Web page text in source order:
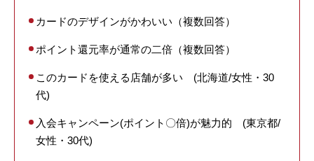
カードのデザインがかわいい（複数回答）
ポイント還元率が通常の二倍（複数回答）
このカードを使える店舗が多い (北海道/女性・30
代)
入会キャンペーン(ポイント〇倍)が魅力的 (東京都/
女性・30代)